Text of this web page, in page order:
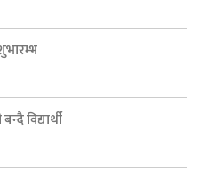
विद्यार्थी